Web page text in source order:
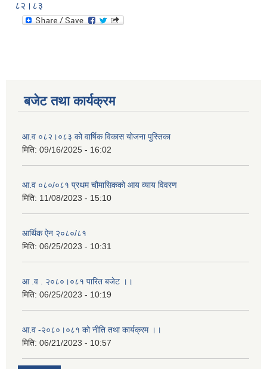
८२।८३
बजेट तथा कार्यक्रम
आ.व ०८२।०८३ को वार्षिक विकास योजना पुस्तिका
मिति: 09/16/2025 - 16:02
आ.व ०८०/०८१ प्रथम चौमासिकको आय व्याय विवरण
मिति: 11/08/2023 - 15:10
आर्थिक ऐन २०८०/८१
मिति: 06/25/2023 - 10:31
आ .व . २०८०।०८१ पारित बजेट ।।
मिति: 06/25/2023 - 10:19
आ.व -२०८०।०८१ को नीति तथा कार्यक्रम ।।
मिति: 06/21/2023 - 10:57